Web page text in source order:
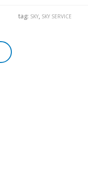
tag: SKY, SKY SERVICE